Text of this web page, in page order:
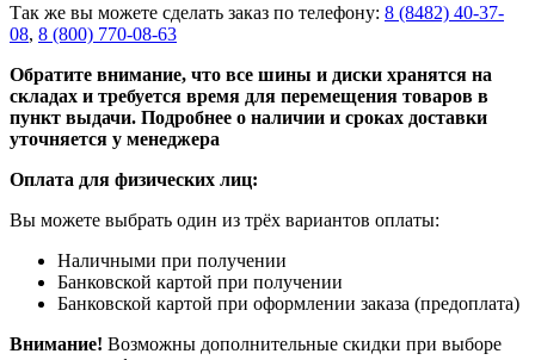
Так же вы можете сделать заказ по телефону: 8 (8482) 40-37-
08, 8 (800) 770-08-63
Обратите внимание, что все шины и диски хранятся на
складах и требуется время для перемещения товаров в
пункт выдачи. Подробнее о наличии и сроках доставки
уточняется у менеджера
Оплата для физических лиц:
Вы можете выбрать один из трёх вариантов оплаты:
Наличными при получении
Банковской картой при получении
Банковской картой при оформлении заказа (предоплата)
Внимание! Возможны дополнительные скидки при выборе